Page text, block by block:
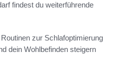
findest du weiterführende
zur Schlafoptimierung
dein Wohlbefinden steigern